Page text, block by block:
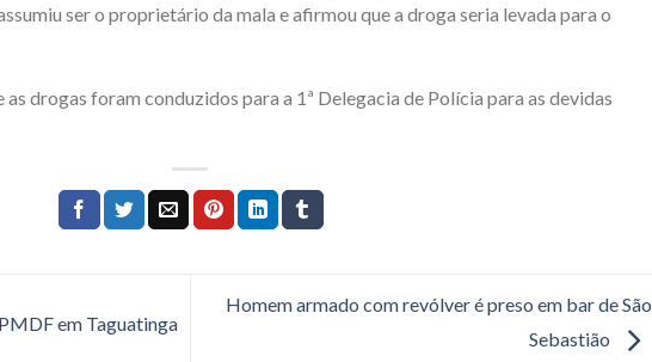
ser o proprietário da mala e afirmou que a droga seria levada para o
drogas foram conduzidos para a 1ª Delegacia de Polícia para as devidas
em Taguatinga
Homem armado com revólver é preso em bar de São
Sebastião